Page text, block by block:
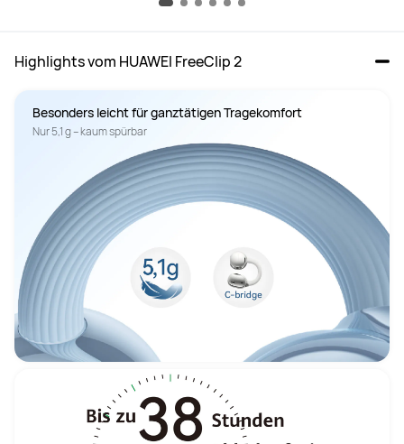
Highlights vom HUAWEI FreeClip 2
Besonders leicht für ganztätigen Tragekomfort
Nur 5,1 g – kaum spürbar